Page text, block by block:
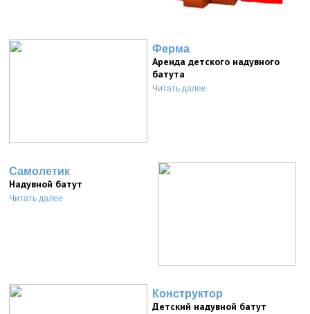
Ферма
Аренда детского надувного
батута
Читать далее
Самолетик
Надувной батут
Читать далее
Конструктор
Детский надувной батут